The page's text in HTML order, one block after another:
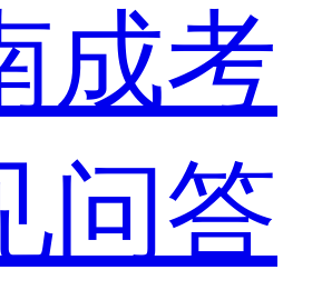
成考
问答